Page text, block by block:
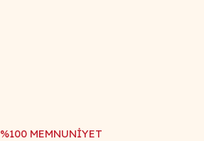
%100 MEMNUNİYET